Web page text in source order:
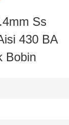
Ss
430 BA
Bobin